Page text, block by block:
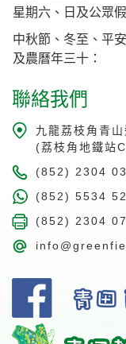
星期六、日及公眾假
中秋節、冬至、平
及農曆年三十：
聯絡我們
九龍荔枝角青
(荔枝角地鐵站
(852) 2304
(852) 5534
(852) 2304